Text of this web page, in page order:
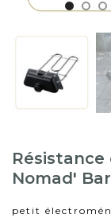
Nomad'
petit